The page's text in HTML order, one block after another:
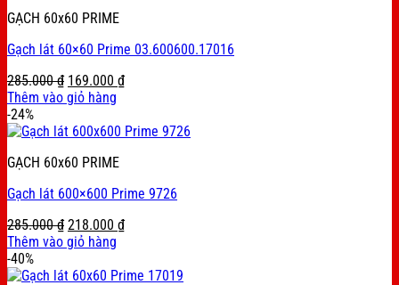
GẠCH 60x60 PRIME
Gạch lát 60×60 Prime 03.600600.17016
285.000₫ Original
price
285.000 ₫.
169.000 ₫Current
169.000 ₫.
Thêm vào giỏ hàng
-24%
GẠCH 60x60 PRIME
Gạch lát 600×600 Prime 9726
285.000₫ Original
price
285.000 ₫.
218.000 ₫Current
218.000 ₫.
Thêm vào giỏ hàng
-40%